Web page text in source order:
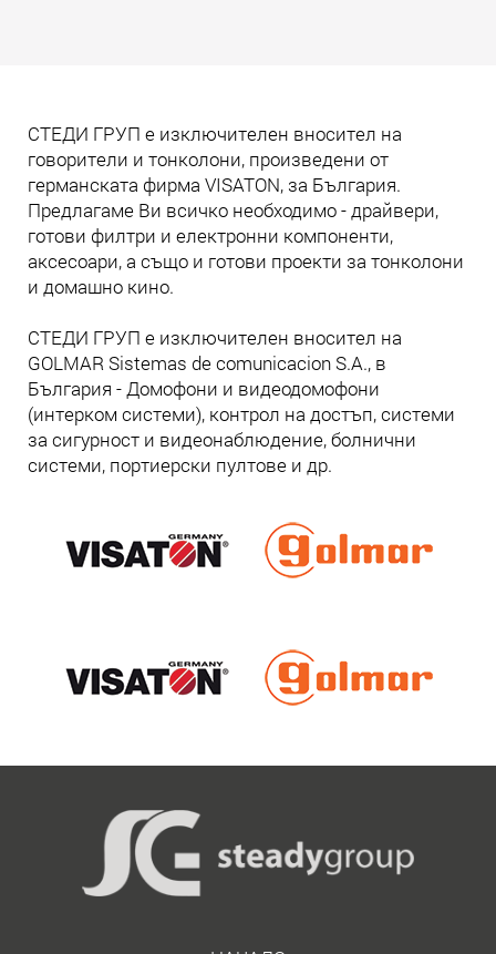
СТЕДИ ГРУП е изключителен вносител на
говорители и тонколони, произведени от
германската фирма VISATON, за България.
Предлагаме Ви всичко необходимо - драйвери,
готови филтри и електронни компоненти,
аксесоари, а също и готови проекти за тонколони
и домашно кино.
СТЕДИ ГРУП е изключителен вносител на
GOLMAR Sistemas de comunicacion S.A., в
България - Домофони и видеодомофони
(интерком системи), контрол на достъп, системи
за сигурност и видеонаблюдение, болнични
системи, портиерски пултове и др.